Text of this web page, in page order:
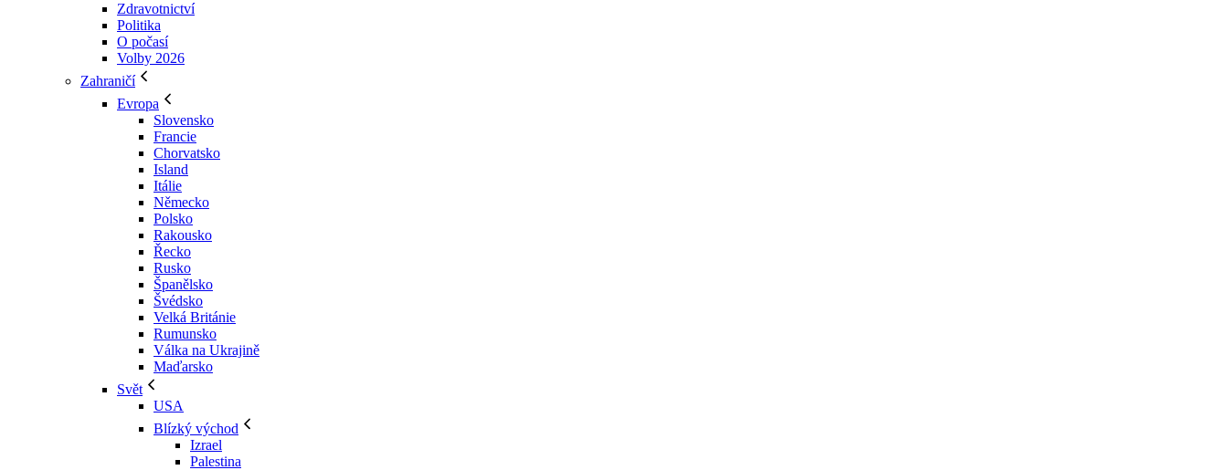
Zdravotnictví
Politika
O počasí
Volby 2026
Zahraničí
Evropa
Slovensko
Francie
Chorvatsko
Island
Itálie
Německo
Polsko
Rakousko
Řecko
Rusko
Španělsko
Švédsko
Velká Británie
Rumunsko
Válka na Ukrajině
Maďarsko
Svět
USA
Blízký východ
Izrael
Palestina